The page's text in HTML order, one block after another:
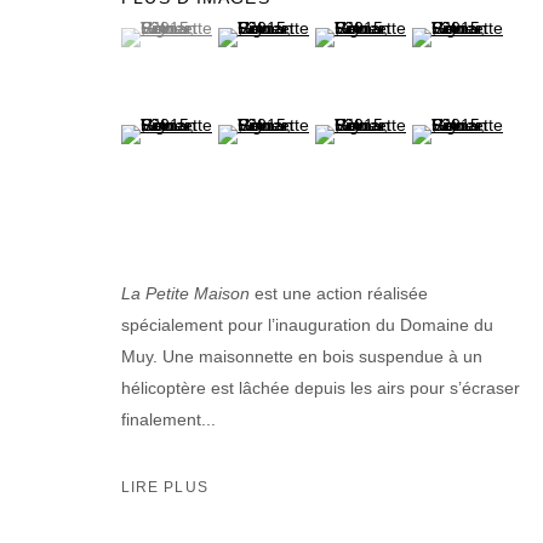
(View a larger image of thumbnail 1 )
, currently selected.
, currently selected.
, currently selected.(View a larger image of thumbnail 2 )
(View a larger image of
(View a larger
(View a larger image of thumbnail 5 )
(View a larger image of thumbnail 6 )
(View a larger image of
(View a larger
La Petite Maison est une action réalisée
spécialement pour l’inauguration du Domaine du
Muy. Une maisonnette en bois suspendue à un
hélicoptère est lâchée depuis les airs pour s’écraser
finalement...
LIRE PLUS